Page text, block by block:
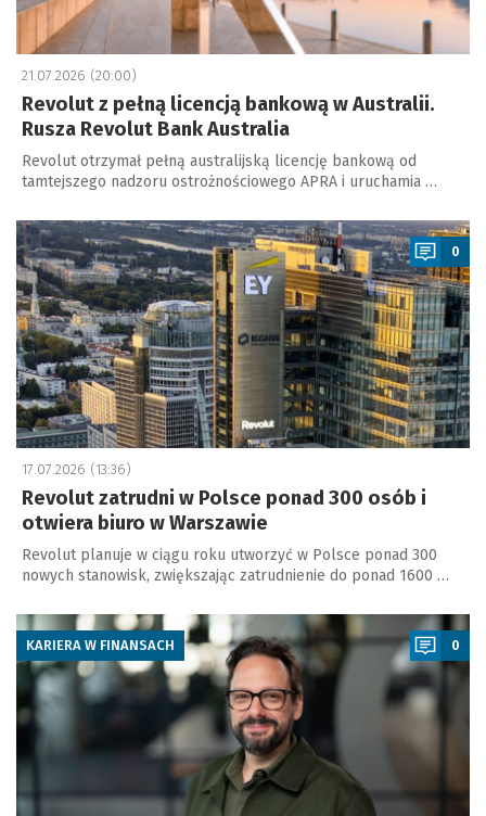
21.07.2026 (20:00)
Revolut z pełną licencją bankową w Australii.
Rusza Revolut Bank Australia
Revolut otrzymał pełną australijską licencję bankową od
tamtejszego nadzoru ostrożnościowego APRA i uruchamia …
a
0
17.07.2026 (13:36)
Revolut zatrudni w Polsce ponad 300 osób i
otwiera biuro w Warszawie
Revolut planuje w ciągu roku utworzyć w Polsce ponad 300
nowych stanowisk, zwiększając zatrudnienie do ponad 1600 …
a
KARIERA W FINANSACH 0